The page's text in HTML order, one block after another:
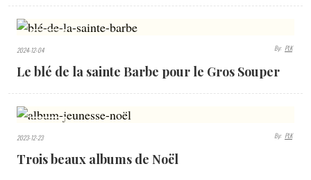
VIEWS
2024-12-04 By: PLK
Le blé de la sainte Barbe pour le Gros Souper
VIEWS
2023-12-23 By: PLK
Trois beaux albums de Noël